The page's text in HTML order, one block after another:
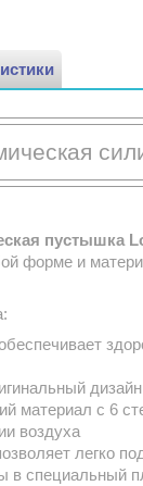
пустышка
форме и
материал с 6
воздуха
легко
в специальный